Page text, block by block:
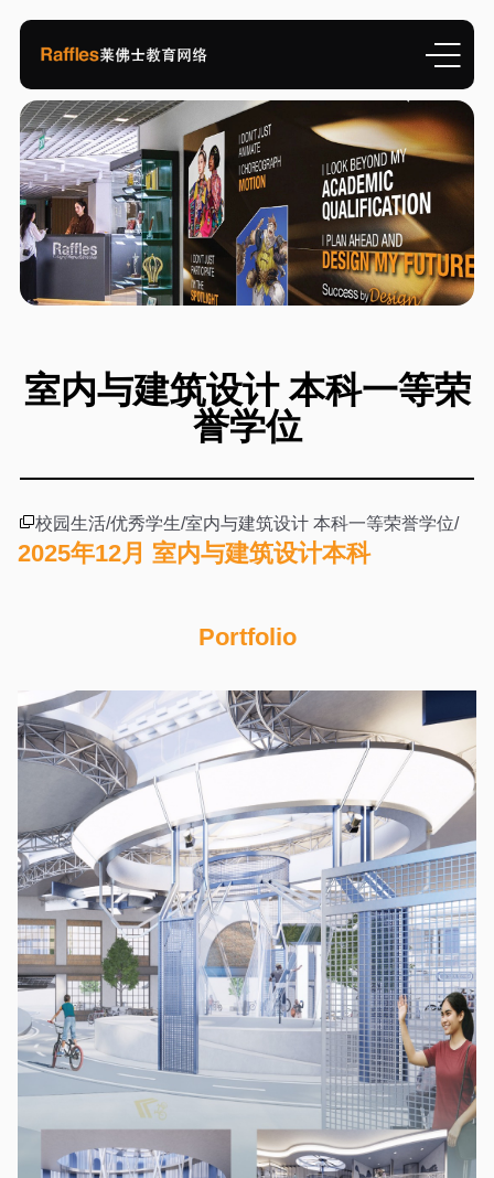
室内与建筑设计 本科一等荣
誉学位
校园生活/优秀学生/室内与建筑设计 本科一等荣誉学位/
2025年12月 室内与建筑设计本科
Portfolio